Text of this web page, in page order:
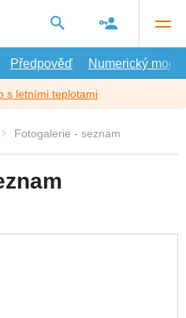
Předpověď Numerický model
s letními teplotami
Fotogalerie - seznam